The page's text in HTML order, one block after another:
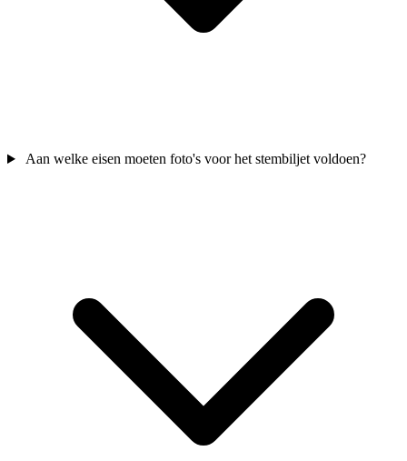
Aan welke eisen moeten foto's voor het stembiljet voldoen?